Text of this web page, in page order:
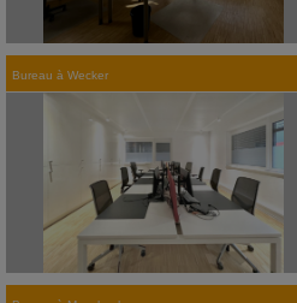
Bureau à Wecker